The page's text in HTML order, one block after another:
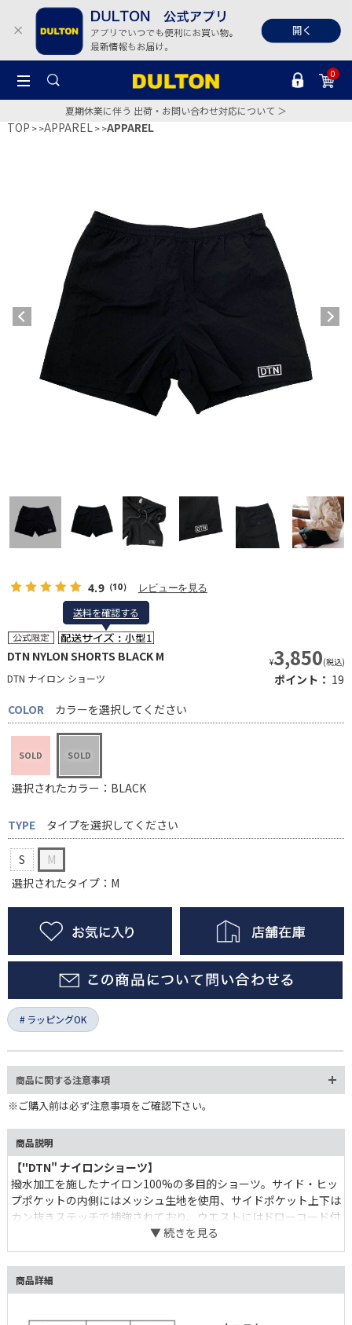
0
夏期休業に伴う 出荷・お問い合わせ対応について ＞
TOP >APPAREL >APPAREL
4.9（10） レビューを見る
送料を確認する
送料を確認する
DTN NYLON SHORTS BLACK M
DTN ナイロン ショーツ
¥3,850(税込)
ポイント： 19
COLOR
カラーを選択してください
選択されたカラー：BLACK
TYPE タイプを選択してください
S
M
選択されたタイプ：M
ラッピングOK
商品に関する注意事項
※ご購入前は必ず注意事項をご確認下さい。
商品説明
【"DTN" ナイロンショーツ】
撥水加工を施したナイロン100%の多目的ショーツ。サイド・ヒッ
プポケットの内側にはメッシュ生地を使用、サイドポケット上下は
カン抜きステッチで補強されており、ウエストにはドローコード付
きの平ゴムが入りと機能性抜群。ワンマイルウェアとしてはもちろ
ん、キャンプやBBQなどアウトドアシーンでも活躍してくれそうで
す。 ヒップポケットにはスナップ釦、右サイドポケットの内側に
はゴム紐が付いているので、鍵や小銭入れ等も安心して持ち運び可
セントに。
商品詳細